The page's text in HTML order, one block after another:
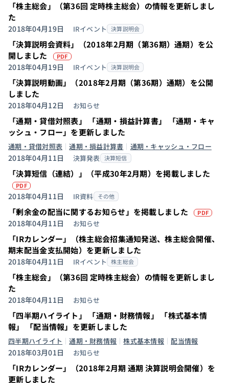
「株主総会」（第36回 定時株主総会）の情報を更新しまし
た
2018年04月19日 IRイベント 決算説明会
「決算説明会資料」（2018年2月期（第36期）通期）を公
開しました
PDF （PDFを別タブで開きます）
2018年04月19日 IRイベント 決算説明会
「決算説明動画」（2018年2月期（第36期）通期）を公開
しました
2018年04月12日 お知らせ
「通期・貸借対照表」 「通期・損益計算書」 「通期・キャ
ッシュ・フロー」を更新しました
通期・貸借対照表 通期・損益計算書 通期・キャッシュ・フロー
2018年04月11日 決算発表 決算短信
「決算短信（連結）」（平成30年2月期）を掲載しました
PDF （PDFを別タブで開きます）
2018年04月11日 IR資料 その他
「剰余金の配当に関するお知らせ」を掲載しました PDF （
2018年04月11日 お知らせ
「IRカレンダー」（株主総会招集通知発送、株主総会開催、
期末配当金支払開始）を更新しました
2018年04月11日 IRイベント 株主総会
「株主総会」（第36回 定時株主総会）の情報を更新しまし
た
2018年04月11日 お知らせ
「四半期ハイライト」 「通期・財務情報」 「株式基本情
報」 「配当情報」を更新しました
四半期ハイライト 通期・財務情報 株式基本情報 配当情報
2018年03月01日 お知らせ
「IRカレンダー」（2018年2月期 通期 決算説明会開催）を
更新しました